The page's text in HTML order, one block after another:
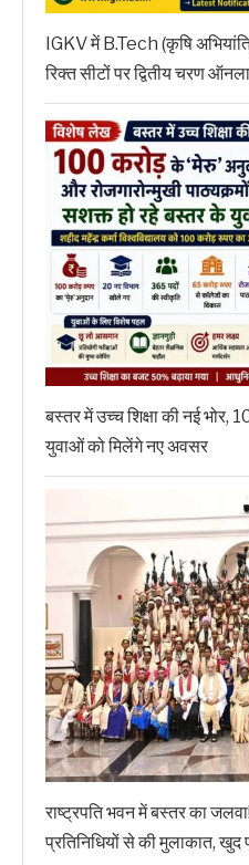
IGKV में B.Tech (कृषि
रिक्त सीटों पर द्वितीय चरण
बस्तर में उच्च शिक्षा की नई भोर,
युवाओं को मिलेंगे नए अवसर
राष्ट्रपति भवन में बस्तर का
प्रतिनिधियों से की मुलाकात, खुद